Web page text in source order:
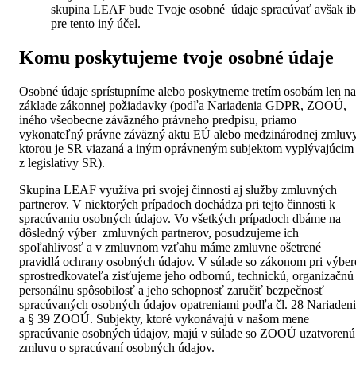
skupina LEAF bude Tvoje osobné údaje spracúvať avšak
pre tento iný účel.
Komu poskytujeme tvoje osobné údaje
Osobné údaje sprístupníme alebo poskytneme tretím osobám len na
základe zákonnej požiadavky (podľa Nariadenia GDPR, ZOOÚ,
iného všeobecne záväzného právneho predpisu, priamo
vykonateľný právne záväzný aktu EÚ alebo medzinárodnej
ktorou je SR viazaná a iným oprávneným subjektom vyplývajúcim
z legislatívy SR).
Skupina LEAF využíva pri svojej činnosti aj služby zmluvných
partnerov. V niektorých prípadoch dochádza pri tejto činnosti k
spracúvaniu osobných údajov. Vo všetkých prípadoch dbáme na
dôsledný výber zmluvných partnerov, posudzujeme ich
spoľahlivosť a v zmluvnom vzťahu máme zmluvne ošetrené
pravidlá ochrany osobných údajov. V súlade so zákonom pri
sprostredkovateľa zisťujeme jeho odbornú, technickú, organizačnú
personálnu spôsobilosť a jeho schopnosť zaručiť bezpečnosť
spracúvaných osobných údajov opatreniami podľa čl. 28
a § 39 ZOOÚ. Subjekty, ktoré vykonávajú v našom mene
spracúvanie osobných údajov, majú v súlade so ZOOÚ uzatvorenú
zmluvu o spracúvaní osobných údajov.